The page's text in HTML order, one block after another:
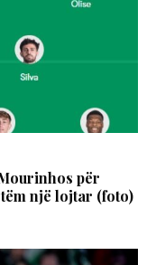
për
një lojtar (foto)